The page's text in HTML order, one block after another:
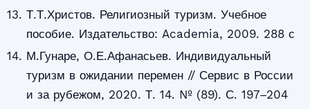
Т.Т.Христов. Религиозный туризм. Учебное
пособие. Издательство: Academia, 2009. 288 с
М.Гунаре, О.Е.Афанасьев. Индивидуальный
туризм в ожидании перемен // Сервис в России
и за рубежом, 2020. Т. 14. № (89). С. 197–204